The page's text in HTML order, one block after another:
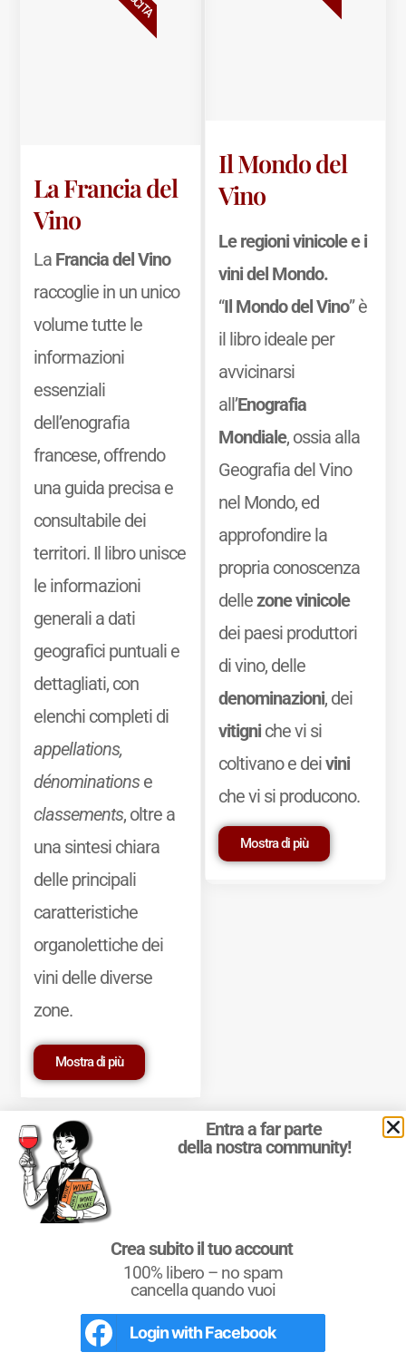
La Francia del
Vino
La Francia del Vino
raccoglie in un unico
volume tutte le
informazioni
essenziali
dell’enografia
francese, offrendo
una guida precisa e
consultabile dei
territori. Il libro unisce
le informazioni
generali a dati
geografici puntuali e
dettagliati, con
elenchi completi di
appellations,
dénominationse
classements, oltre a
una sintesi chiara
delle principali
caratteristiche
organolettiche dei
vini delle diverse
zone.
Mostra di più
Il Mondo del
Vino
Le regioni vinicole e i
vini del Mondo.
“Il Mondo del Vino” è
il libro ideale per
avvicinarsi
all’Enografia
Mondiale, ossia alla
Geografia del Vino
nel Mondo, ed
approfondire la
propria conoscenza
dellezone vinicole
dei paesi produttori
di vino, delle
denominazioni, dei
vitigniche vi si
coltivano e deivini
che vi si producono.
Mostra di più
Marchio Reg. | P.IVA 03921390245
Condizioni d'uso|Privacy Policy|Cookie Policy
cookie
L'Italia del Vino
Entra a far parte
della nostra community!
Crea subito il tuo account
100% libero – no spam
cancella quando vuoi
Login withFacebook